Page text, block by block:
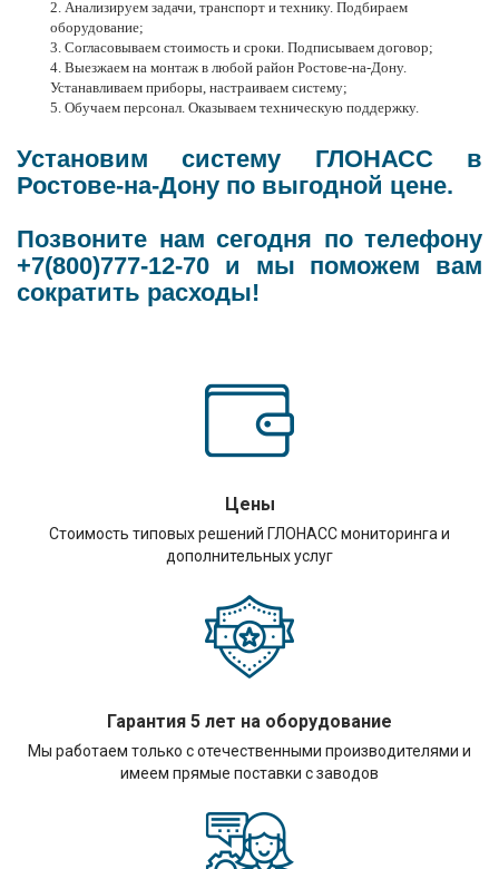
Цены
Стоимость типовых решений ГЛОНАСС мониторинга и
дополнительных услуг
Гарантия 5 лет на оборудование
Мы работаем только с отечественными производителями и
имеем прямые поставки с заводов
Анализируем задачи, транспорт и технику. Подбираем
оборудование;
Согласовываем стоимость и сроки. Подписываем договор;
Выезжаем на монтаж в любой район Ростове-на-Дону.
Устанавливаем приборы, настраиваем систему;
Обучаем персонал. Оказываем техническую поддержку.
Установим систему ГЛОНАСС в
Ростове-на-Дону по выгодной цене.
Позвоните нам сегодня по телефону
+7(800)777-12-70 и мы поможем вам
сократить расходы!